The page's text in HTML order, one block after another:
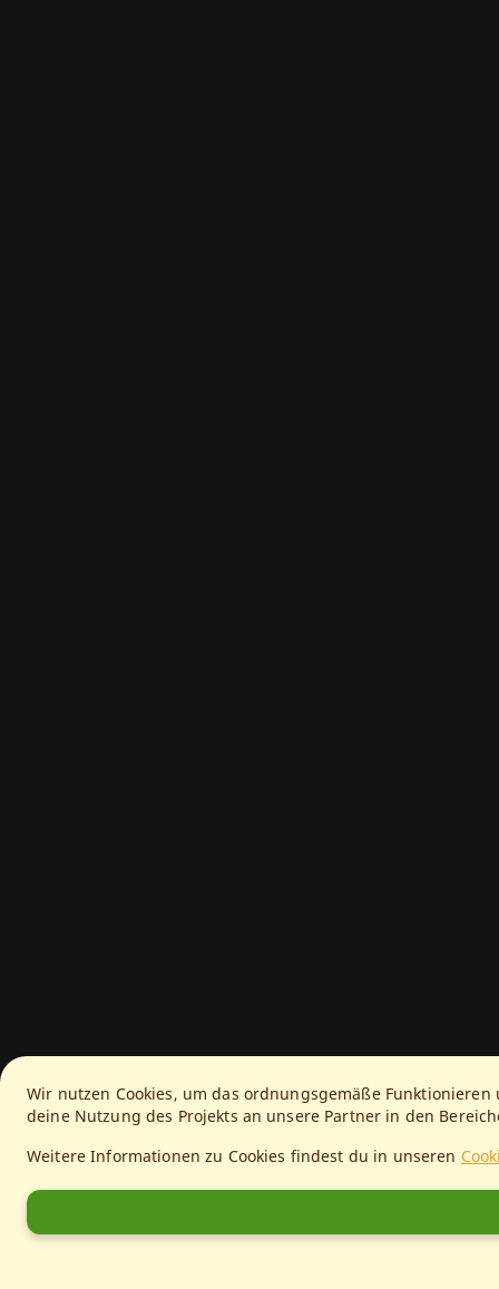
Wir nutzen Cookies, um das ordnungsgemäße
deine Nutzung des Projekts an unsere Partner in den
Weitere Informationen zu Cookies findest du in unseren